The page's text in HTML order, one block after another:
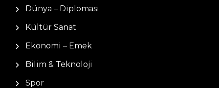
Dünya – Diplomasi
Kültür Sanat
Ekonomi – Emek
Bilim & Teknoloji
Spor